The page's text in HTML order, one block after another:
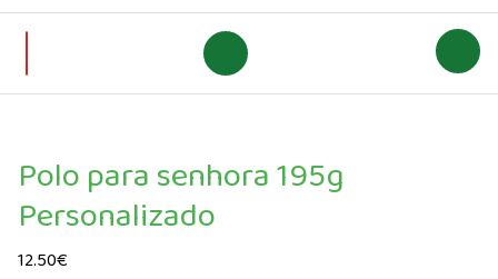
Polo para senhora 195g
Personalizado
12.50€